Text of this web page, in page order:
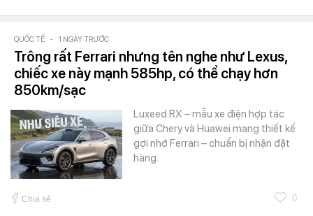
QUỐC TẾ - 1 NGÀY TRƯỚC
Trông rất Ferrari nhưng tên nghe như Lexus,
chiếc xe này mạnh 585hp, có thể chạy hơn
850km/sạc
Luxeed RX – mẫu xe điện hợp tác
giữa Chery và Huawei mang thiết kế
gợi nhớ Ferrari – chuẩn bị nhận đặt
hàng.
Chia sẻ 0